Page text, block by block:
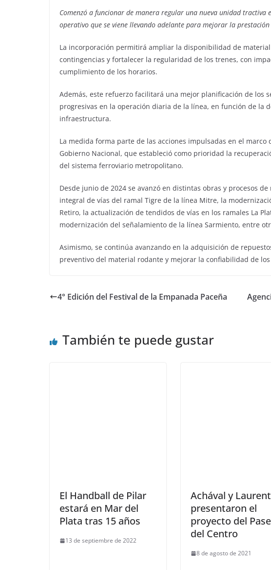
Comenzó a funcionar de manera regular una nueva unidad
operativo que se viene llevando adelante para mejorar la prestación
La incorporación permitirá ampliar la disponibilidad de
contingencias y fortalecer la regularidad de los trenes, con
cumplimiento de los horarios.
Además, este refuerzo facilitará una mejor planificación de los
progresivas en la operación diaria de la línea, en función de la
infraestructura.
La medida forma parte de las acciones impulsadas en el
Gobierno Nacional, que estableció como prioridad la
del sistema ferroviario metropolitano.
Desde junio de 2024 se avanzó en distintas obras y procesos
integral de vías del ramal Tigre de la línea Mitre, la
Retiro, la actualización de tendidos de vías en los ramales La
modernización del señalamiento de la línea Sarmiento, entre
Asimismo, se continúa avanzando en la adquisición de
preventivo del material rodante y mejorar la confiabilidad de
4° Edición del Festival de la Empanada Paceña
También te puede gustar
El Handball de Pilar
estará en Mar del
Plata tras 15 años
13 de septiembre de 2022
Achával y Laurent
presentaron el
proyecto del
del Centro
8 de agosto de 2021